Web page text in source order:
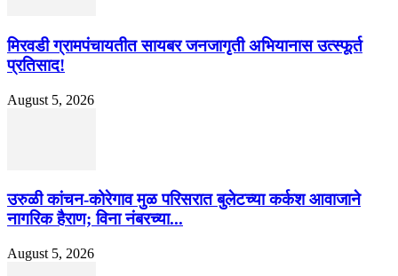
मिरवडी ग्रामपंचायतीत सायबर जनजागृती अभियानास उत्स्फूर्त
प्रतिसाद!
August 5, 2026
उरुळी कांचन-कोरेगाव मुळ परिसरात बुलेटच्या कर्कश आवाजाने
नागरिक हैराण; विना नंबरच्या...
August 5, 2026